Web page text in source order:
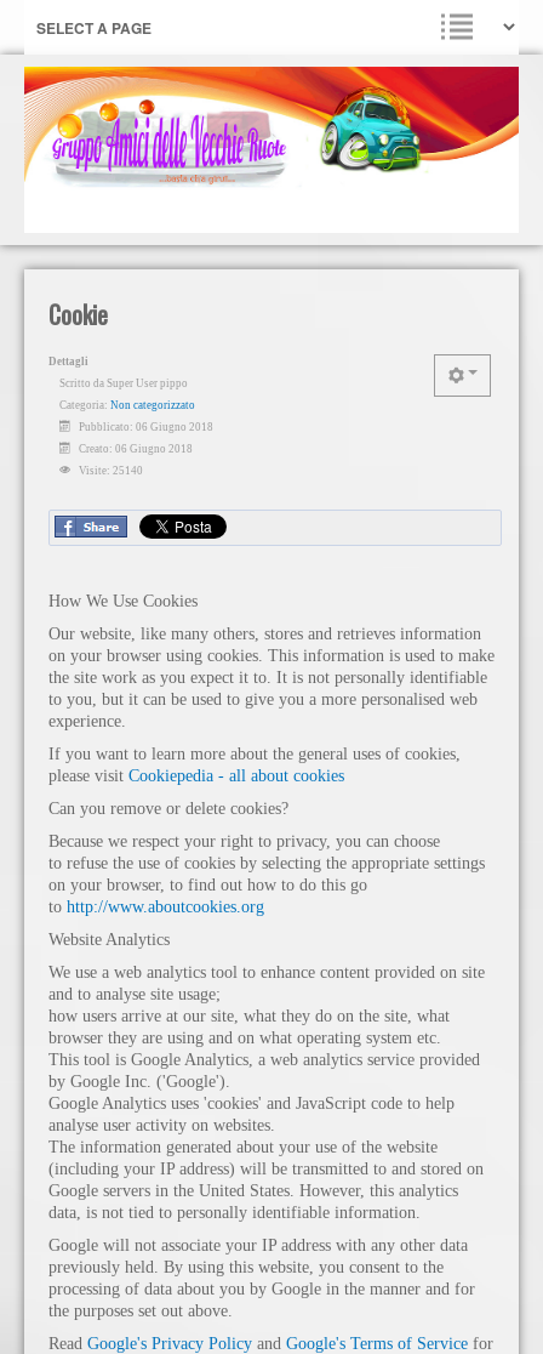
Cookie
Dettagli
Scritto da Super User pippo
Categoria: Non categorizzato
Pubblicato: 06 Giugno 2018
Creato: 06 Giugno 2018
Visite: 25140
How We Use Cookies
Our website, like many others, stores and retrieves information
on your browser using cookies. This information is used to make
the site work as you expect it to. It is not personally identifiable
to you, but it can be used to give you a more personalised web
experience.
If you want to learn more about the general uses of cookies,
please visit Cookiepedia - all about cookies
Can you remove or delete cookies?
Because we respect your right to privacy, you can choose
to refuse the use of cookies by selecting the appropriate settings
on your browser, to find out how to do this go
to http://www.aboutcookies.org
Website Analytics
We use a web analytics tool to enhance content provided on site
and to analyse site usage;
how users arrive at our site, what they do on the site, what
browser they are using and on what operating system etc.
This tool is Google Analytics, a web analytics service provided
by Google Inc. ('Google').
Google Analytics uses 'cookies' and JavaScript code to help
analyse user activity on websites.
The information generated about your use of the website
(including your IP address) will be transmitted to and stored on
Google servers in the United States. However, this analytics
data, is not tied to personally identifiable information.
Google will not associate your IP address with any other data
previously held. By using this website, you consent to the
processing of data about you by Google in the manner and for
the purposes set out above.
Read Google's Privacy Policy and Google's Terms of Service for